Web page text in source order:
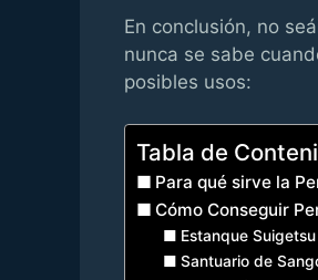
En conclusión, no
nunca se sabe
posibles usos:
Tabla de
Para qué sirve la
Cómo Conseguir
Estanque Suigetsu
Santuario de